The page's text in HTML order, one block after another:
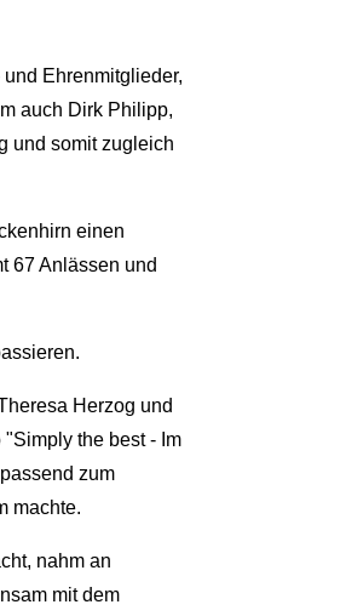
Ehrenmitglieder,
auch Dirk Philipp,
und somit zugleich
einen
67 Anlässen und
Herzog und
the best - Im
zum
machte.
nahm an
mit dem